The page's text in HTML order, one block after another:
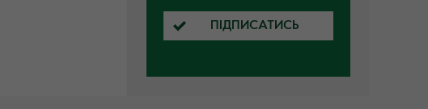
ПІДПИСАТИСЬ